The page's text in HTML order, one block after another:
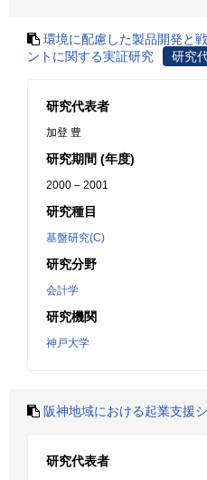
環境に配慮した製品開発と
ントに関する実証研究
研究
研究代表者
加登 豊
研究期間 (年度)
2000 – 2001
研究種目
基盤研究(C)
研究分野
会計学
研究機関
神戸大学
阪神地域における起業支援
研究代表者